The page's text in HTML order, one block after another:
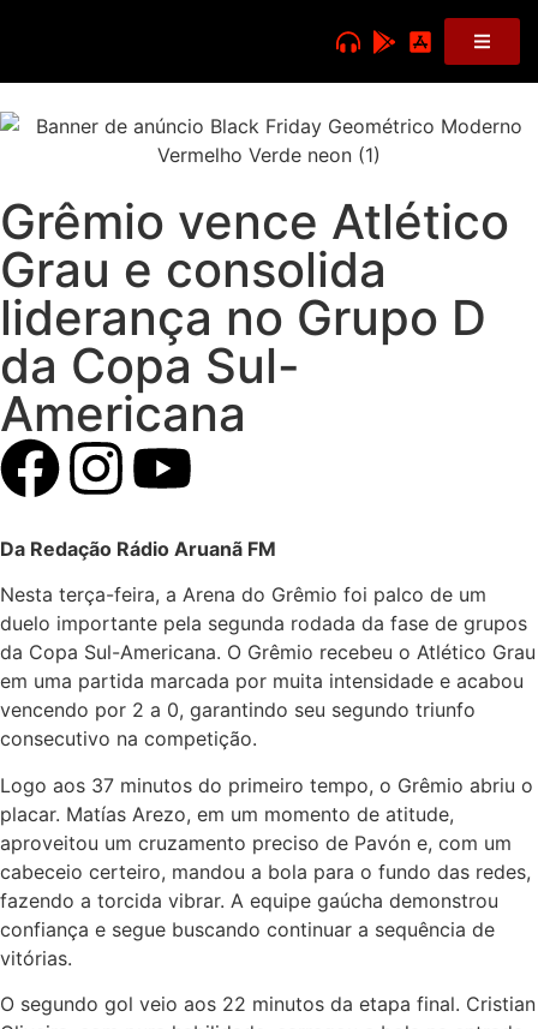
Grêmio vence Atlético
Grau e consolida
liderança no Grupo D
da Copa Sul-
Americana
Da Redação Rádio Aruanã FM
Nesta terça-feira, a Arena do Grêmio foi palco de um
duelo importante pela segunda rodada da fase de grupos
da Copa Sul-Americana. O Grêmio recebeu o Atlético Grau
em uma partida marcada por muita intensidade e acabou
vencendo por 2 a 0, garantindo seu segundo triunfo
consecutivo na competição.
Logo aos 37 minutos do primeiro tempo, o Grêmio abriu o
placar. Matías Arezo, em um momento de atitude,
aproveitou um cruzamento preciso de Pavón e, com um
cabeceio certeiro, mandou a bola para o fundo das redes,
fazendo a torcida vibrar. A equipe gaúcha demonstrou
confiança e segue buscando continuar a sequência de
vitórias.
O segundo gol veio aos 22 minutos da etapa final. Cristian